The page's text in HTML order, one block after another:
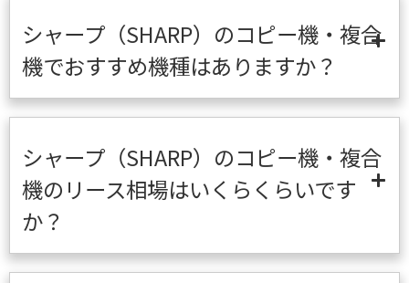
シャープ（SHARP）のコピー機・複合
機でおすすめ機種はありますか？
シャープ（SHARP）のコピー機・複合
機のリース相場はいくらくらいです
か？